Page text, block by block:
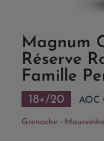
Magnum
Réserve
Famille
18+/20 AOC
Grenache -